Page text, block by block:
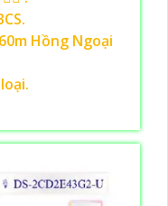
Hồng Ngoại